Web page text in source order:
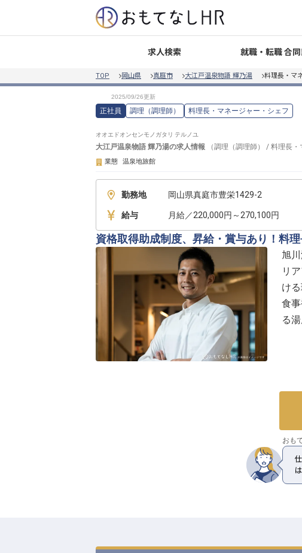
求人検索 就職・転職 合
TOP 岡山県 真庭市 大江戸温泉物語 輝乃湯 料理長・マ
正社員 調理（調理師） 料理長・マネージャー・シェフ
オオエドオンセンモノガタリ テルノユ
大江戸温泉物語 輝乃湯の求人情報 （調理（調理師） / 料理長・
業態 温泉地旅館
勤務地 岡山県真庭市豊栄1429-2
給与 月給／220,000円～270,100円
資格取得助成制度、昇給・賞与あり！料
旭
リ
け
食
る
おも